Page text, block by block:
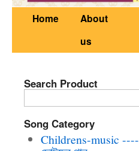
Home
About
us
Search Product
Song Category
Childrens-music ----